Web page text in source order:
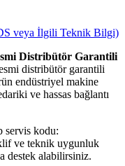
veya İlgili Teknik Bilgi)
Distribütör Garantili
distribütör garantili
endüstriyel makine
ve hassas bağlantı
servis kodu:
ve teknik uygunluk
destek alabilirsiniz.